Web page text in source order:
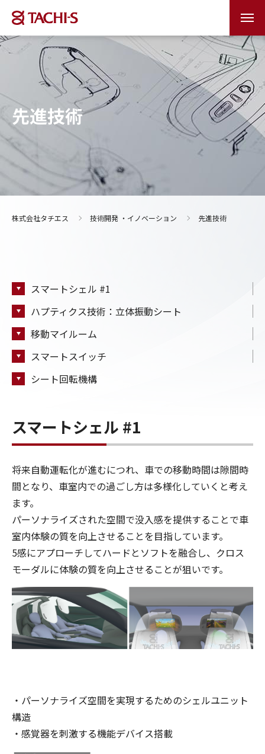
先進技術
株式会社タチエス 技術開発 ・イノベーション 先進技術
スマートシェル #1
ハプティクス技術：立体振動シート
移動マイルーム
スマートスイッチ
シート回転機構
スマートシェル #1
将来自動運転化が進むにつれ、車での移動時間は隙間時
間となり、車室内での過ごし方は多様化していくと考え
ます。
パーソナライズされた空間で没入感を提供することで車
室内体験の質を向上させることを目指しています。
5感にアプローチしてハードとソフトを融合し、クロス
モーダルに体験の質を向上させることが狙いです。
・パーソナライズ空間を実現するためのシェルユニット
構造
・感覚器を刺激する機能デバイス搭載